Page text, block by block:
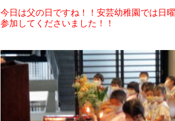
今日は父の日ですね！！安芸幼稚園では日
参加してくださいました！！